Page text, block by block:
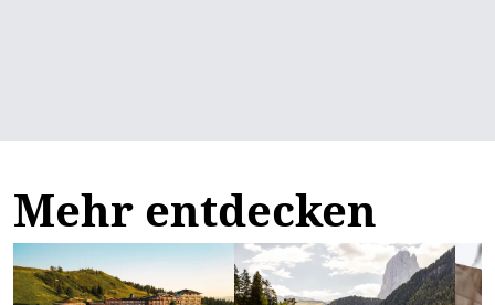
Mehr entdecken